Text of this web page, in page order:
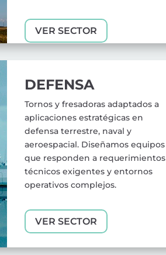
VER SECTOR
DEFENSA
Tornos y fresadoras adaptados a
aplicaciones estratégicas en
defensa terrestre, naval y
aeroespacial. Diseñamos equipos
que responden a requerimientos
técnicos exigentes y entornos
operativos complejos.
VER SECTOR